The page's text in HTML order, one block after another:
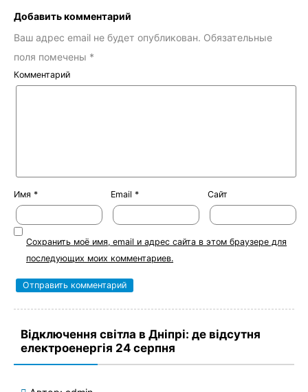
Добавить комментарий
Ваш адрес email не будет опубликован. Обязательные
поля помечены *
Комментарий
Имя * Email * Сайт
Сохранить моё имя, email и адрес сайта в этом браузере для
последующих моих комментариев.
Відключення світла в Дніпрі: де відсутня
електроенергія 24 серпня